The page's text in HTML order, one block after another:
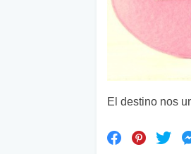
El destino nos